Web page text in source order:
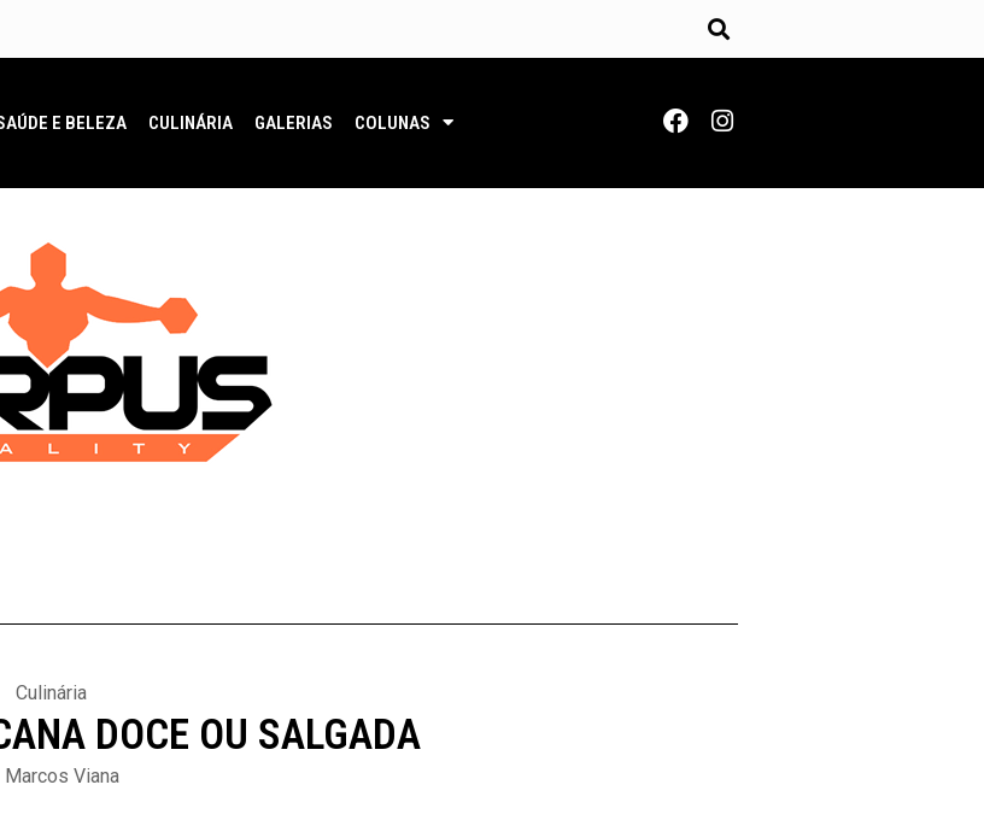
E BELEZA CULINÁRIA GALERIAS COLUNAS
Culinária
DOCE OU SALGADA
Marcos Viana